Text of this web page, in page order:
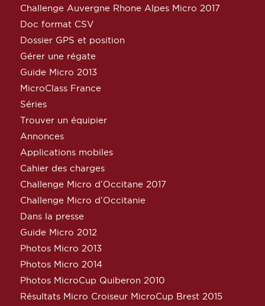
Challenge Auvergne Rhone Alpes Micro 2017
Doc format CSV
Dossier GPS et position
Gérer une régate
Guide Micro 2013
MicroClass France
Séries
Trouver un équipier
Annonces
Applications mobiles
Cahier des charges
Challenge Micro d’Occitane 2017
Challenge Micro d’Occitanie
Dans la presse
Guide Micro 2012
Photos Micro 2013
Photos Micro 2014
Photos MicroCup Quiberon 2010
Résultats Micro Croiseur MicroCup Brest 2015